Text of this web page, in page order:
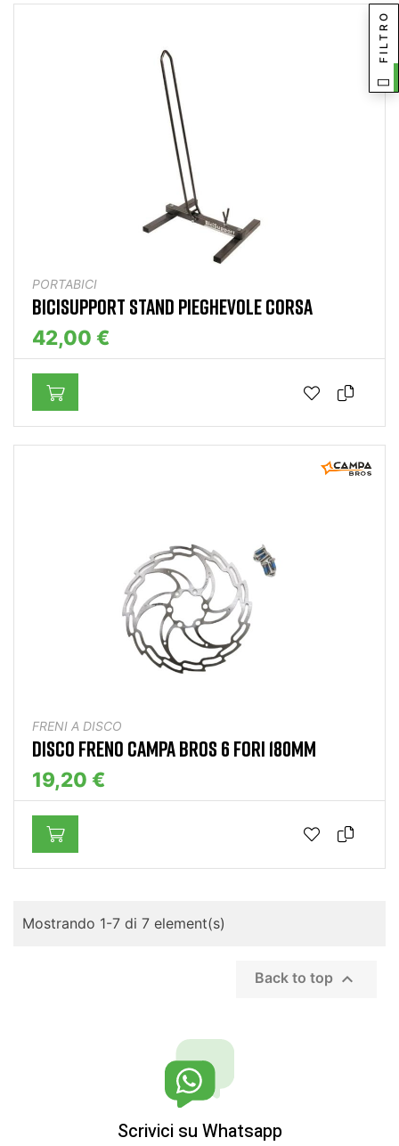
PORTABICI
BICISUPPORT STAND PIEGHEVOLE CORSA
42,00 €
FRENI A DISCO
DISCO FRENO CAMPA BROS 6 FORI 180MM
19,20 €
Mostrando 1-7 di 7 element(s)
Back to top 
Scrivici su Whatsapp
FILTRO